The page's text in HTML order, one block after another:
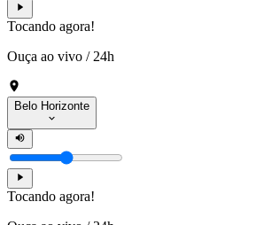
Tocando agora!
Ouça ao vivo / 24h
Belo Horizonte
Tocando agora!